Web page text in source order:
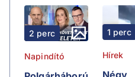
2 perc
Napindító
1 perc
Hírek
Négy